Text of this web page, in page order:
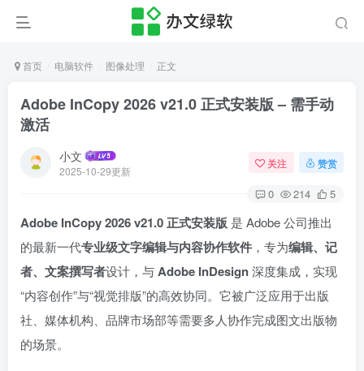
首页 电脑软件 图像处理 正文
Adobe InCopy 2026 v21.0 正式安装版 – 需手动
激活
小文
2025-10-29更新
关注 赞赏
0 214 5
Adobe InCopy 2026 v21.0 正式安装版 是 Adobe 公司推出
的最新一代专业级文字编辑与内容协作软件 ，专为编辑、记
者、文案撰写者设计，与Adobe InDesign深度集成，实现
“内容创作”与“视觉排版”的高效协同。它被广泛应用于出版
社、媒体机构、品牌市场部等需要多人协作完成图文出版物
的场景。